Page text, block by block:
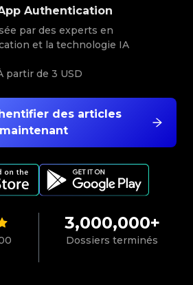
3,000,000+
Dossiers terminés
des articles
maintenant
Authentication
par des experts en
et la technologie IA
partir de 3 USD